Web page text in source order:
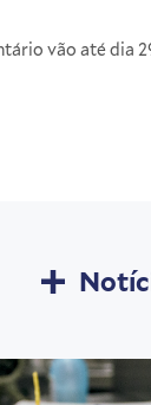
vão até dia